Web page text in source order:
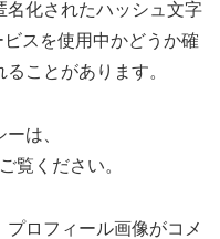
名化されたハッシュ文字
スを使用中かどうか確
ことがあります。
は、
覧ください。
ロフィール画像がコメ